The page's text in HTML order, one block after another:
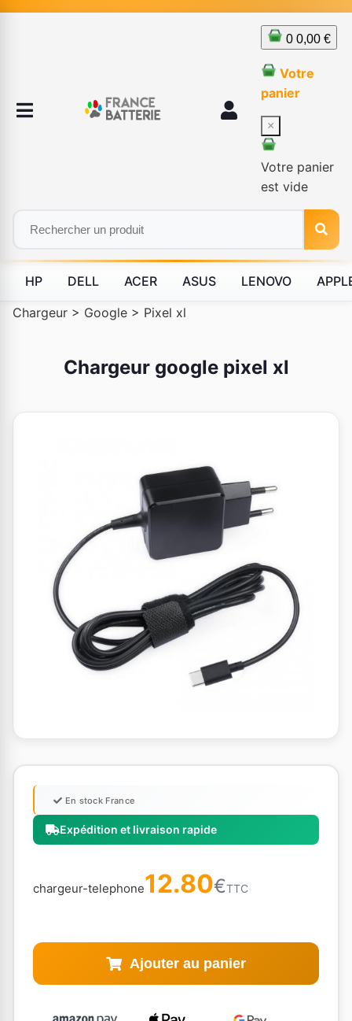
0 0,00 €
Votre
panier
×
Votre panier
est vide
HP DELL ACER ASUS LENOVO
Chargeur > Google > Pixel xl
Chargeur google pixel xl
Expédition et livraison rapide
En stock France
chargeur-telephone12.80€TTC
Ajouter au panier